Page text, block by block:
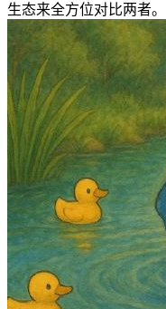
生态来全方位对比两者。